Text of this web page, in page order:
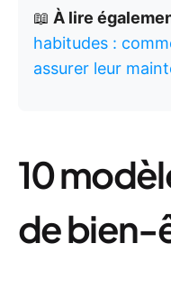
📖 À lire
habitudes :
assurer leur
10
de bien-